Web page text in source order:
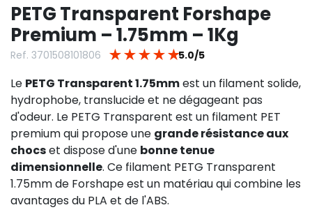
PETG Transparent Forshape
Premium – 1.75mm – 1Kg
Ref. 3701508101806 ★ ★ ★ ★ ★5.0/5
Le PETG Transparent 1.75mmest un filament solide,
hydrophobe, translucide et ne dégageant pas
d'odeur. Le PETG Transparent est un filament PET
premium qui propose une grande résistance aux
chocset dispose d'une bonne tenue
dimensionnelle. Ce filament PETG Transparent
1.75mm de Forshape est un matériau qui combine les
avantages du PLA et de l'ABS.